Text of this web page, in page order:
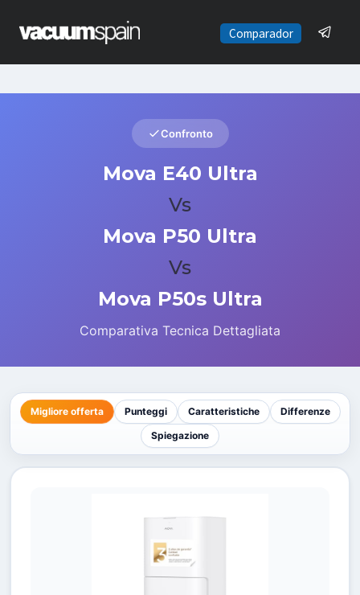
contenido
Comparador
Confronto
Mova E40 Ultra
Vs
Mova P50 Ultra
Vs
Mova P50s Ultra
Comparativa Tecnica Dettagliata
Migliore offerta Punteggi Caratteristiche
Differenze
Spiegazione